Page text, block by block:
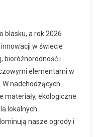
blasku, a rok 2026
w świecie
bioróżnorodność i
elementami w
nadchodzących
materiały, ekologiczne
lokalnych
nasze ogrody i